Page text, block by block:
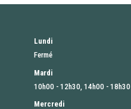
Lundi
Fermé
Mardi
10h00 - 12h30, 14h00 - 18h30
Mercredi